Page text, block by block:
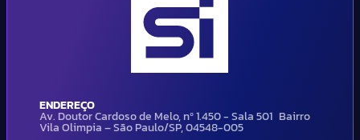
ENDEREÇO
Av. Doutor Cardoso de Melo, nº 1.450 - Sala 501 Bairro
Vila Olimpia – São Paulo/SP, 04548-005